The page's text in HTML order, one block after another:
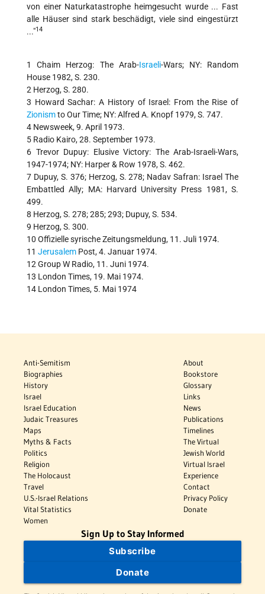
von einer Naturkatastrophe heimgesucht wurde ... Fast
alle Häuser sind stark beschädigt, viele sind eingestürzt
..."14
1 Chaim Herzog: The Arab-Israeli-Wars; NY: Random
House 1982, S. 230.
2 Herzog, S. 280.
3 Howard Sachar: A History of Israel: From the Rise of
Zionismto Our Time; NY: Alfred A. Knopf 1979, S. 747.
4 Newsweek, 9. April 1973.
5 Radio Kairo, 28. September 1973.
6 Trevor Dupuy: Elusive Victory: The Arab-Israeli-Wars,
1947-1974; NY: Harper & Row 1978, S. 462.
7 Dupuy, S. 376; Herzog, S. 278; Nadav Safran: Israel The
Embattled Ally; MA: Harvard University Press 1981, S.
499.
8 Herzog, S. 278; 285; 293; Dupuy, S. 534.
9 Herzog, S. 300.
10 Offizielle syrische Zeitungsmeldung, 11. Juli 1974.
11 Jerusalem Post, 4. Januar 1974.
12 Group W Radio, 11. Juni 1974.
13 London Times, 19. Mai 1974.
14 London Times, 5. Mai 1974
Anti-Semitism
Biographies
History
Israel
Israel Education
Judaic Treasures
Maps
Myths & Facts
Politics
Religion
The Holocaust
Travel
U.S.-Israel Relations
Vital Statistics
Women
About
Bookstore
Glossary
Links
News
Publications
Timelines
The Virtual
Jewish World
Virtual Israel
Experience
Contact
Privacy Policy
Donate
Sign Up to Stay Informed
Subscribe
Donate